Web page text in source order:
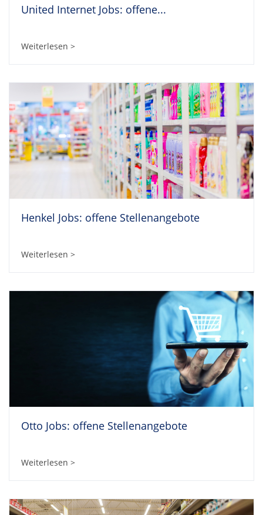
United Internet Jobs: offene...
Weiterlesen >
Henkel Jobs: offene Stellenangebote
Weiterlesen >
Otto Jobs: offene Stellenangebote
Weiterlesen >